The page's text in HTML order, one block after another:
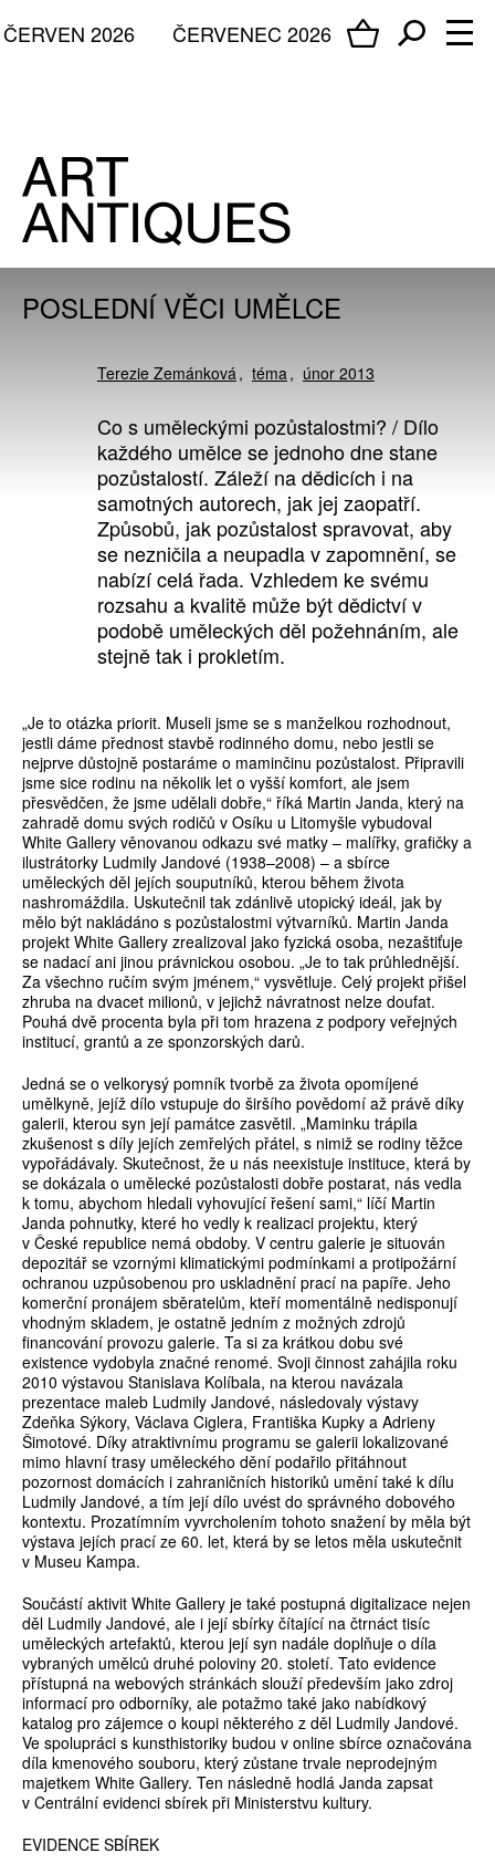
ČERVENEC 2026
ČERVEN 2026
POSLEDNÍ VĚCI UMĚLCE
Terezie Zemánková téma únor 2013
Co s uměleckými pozůstalostmi? / Dílo
každého umělce se jednoho dne stane
pozůstalostí. Záleží na dědicích i na
samotných autorech, jak jej zaopatří.
Způsobů, jak pozůstalost spravovat, aby
se nezničila a neupadla v zapomnění, se
nabízí celá řada. Vzhledem ke svému
rozsahu a kvalitě může být dědictví v
podobě uměleckých děl požehnáním, ale
stejně tak i prokletím.
„Je to otázka priorit. Museli jsme se s manželkou rozhodnout,
jestli dáme přednost stavbě rodinného domu, nebo jestli se
nejprve důstojně postaráme o maminčinu pozůstalost. Připravili
jsme sice rodinu na několik let o vyšší komfort, ale jsem
přesvědčen, že jsme udělali dobře,“ říká Martin Janda, který na
zahradě domu svých rodičů v Osíku u Litomyšle vybudoval
White Gallery věnovanou odkazu své matky – malířky, grafičky a
ilustrátorky Ludmily Jandové (1938–2008) – a sbírce
uměleckých děl jejích souputníků, kterou během života
nashromáždila. Uskutečnil tak zdánlivě utopický ideál, jak by
mělo být nakládáno s pozůstalostmi výtvarníků. Martin Janda
projekt White Gallery zrealizoval jako fyzická osoba, nezaštiťuje
se nadací ani jinou právnickou osobou. „Je to tak průhlednější.
Za všechno ručím svým jménem,“ vysvětluje. Celý projekt přišel
zhruba na dvacet milionů, v jejichž návratnost nelze doufat.
Pouhá dvě procenta byla při tom hrazena z podpory veřejných
institucí, grantů a ze sponzorských darů.
Jedná se o velkorysý pomník tvorbě za života opomíjené
umělkyně, jejíž dílo vstupuje do širšího povědomí až právě díky
galerii, kterou syn její památce zasvětil. „Maminku trápila
zkušenost s díly jejích zemřelých přátel, s nimiž se rodiny těžce
vypořádávaly. Skutečnost, že u nás neexistuje instituce, která by
se dokázala o umělecké pozůstalosti dobře postarat, nás vedla
k tomu, abychom hledali vyhovující řešení sami,“ líčí Martin
Janda pohnutky, které ho vedly k realizaci projektu, který
v České republice nemá obdoby. V centru galerie je situován
depozitář se vzornými klimatickými podmínkami a protipožární
ochranou uzpůsobenou pro uskladnění prací na papíře. Jeho
komerční pronájem sběratelům, kteří momentálně nedisponují
vhodným skladem, je ostatně jedním z možných zdrojů
financování provozu galerie. Ta si za krátkou dobu své
existence vydobyla značné renomé. Svoji činnost zahájila roku
2010 výstavou Stanislava Kolíbala, na kterou navázala
prezentace maleb Ludmily Jandové, následovaly výstavy
Zdeňka Sýkory, Václava Ciglera, Františka Kupky a Adrieny
Šimotové. Díky atraktivnímu programu se galerii lokalizované
mimo hlavní trasy uměleckého dění podařilo přitáhnout
pozornost domácích i zahraničních historiků umění také k dílu
Ludmily Jandové, a tím její dílo uvést do správného dobového
kontextu. Prozatímním vyvrcholením tohoto snažení by měla být
výstava jejích prací ze 60. let, která by se letos měla uskutečnit
v Museu Kampa.
Součástí aktivit White Gallery je také postupná digitalizace nejen
děl Ludmily Jandové, ale i její sbírky čítající na čtrnáct tisíc
uměleckých artefaktů, kterou její syn nadále doplňuje o díla
vybraných umělců druhé poloviny 20. století. Tato evidence
přístupná na webových stránkách slouží především jako zdroj
informací pro odborníky, ale potažmo také jako nabídkový
katalog pro zájemce o koupi některého z děl Ludmily Jandové.
Ve spolupráci s kunsthistoriky budou v online sbírce označována
díla kmenového souboru, který zůstane trvale neprodejným
majetkem White Gallery. Ten následně hodlá Janda zapsat
v Centrální evidenci sbírek při Ministerstvu kultury.
EVIDENCE SBÍREK